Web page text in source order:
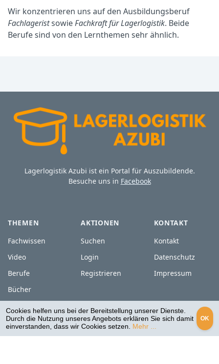
Wir konzentrieren uns auf den Ausbildungsberuf
FachlageristsowieFachkraft für Lagerlogistik. Beide
Berufe sind von den Lernthemen sehr ähnlich.
Lagerlogistik Azubi ist ein Portal für Auszubildende.
Besuche uns in Facebook
THEMEN
Fachwissen
Video
Berufe
Bücher
AKTIONEN
Suchen
Login
Registrieren
KONTAKT
Kontakt
Datenschutz
Impressum
Copyright © - Alle Rechte vorbehalten
Cookies helfen uns bei der Bereitstellung unserer Dienste.
Durch die Nutzung unseres Angebots erklären Sie sich damit
einverstanden, dass wir Cookies setzen. Mehr ...
OK